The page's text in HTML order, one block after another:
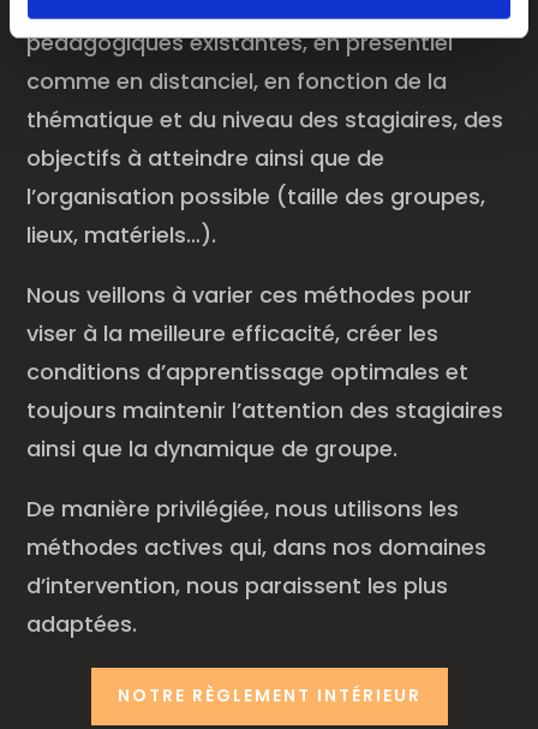
pédagogiques existantes, en présentiel
comme en distanciel, en fonction de la
thématique et du niveau des stagiaires, des
objectifs à atteindre ainsi que de
l’organisation possible (taille des groupes,
lieux, matériels…).
Nous veillons à varier ces méthodes pour
viser à la meilleure efficacité, créer les
conditions d’apprentissage optimales et
toujours maintenir l’attention des stagiaires
ainsi que la dynamique de groupe.
De manière privilégiée, nous utilisons les
méthodes actives qui, dans nos domaines
d’intervention, nous paraissent les plus
adaptées.
NOTRE RÈGLEMENT INTÉRIEUR